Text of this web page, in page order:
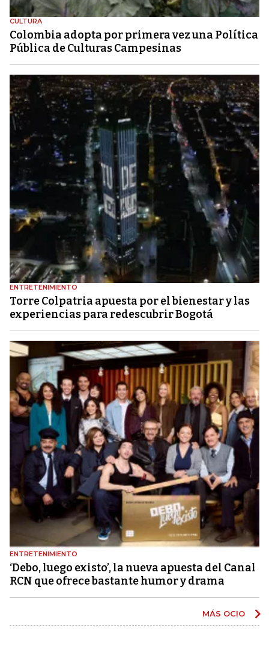
CULTURA
Colombia adopta por primera vez una Política
Pública de Culturas Campesinas
ENTRETENIMIENTO
Torre Colpatria apuesta por el bienestar y las
experiencias para redescubrir Bogotá
ENTRETENIMIENTO
‘Debo, luego existo’, la nueva apuesta del Canal
RCN que ofrece bastante humor y drama
MÁS OCIO